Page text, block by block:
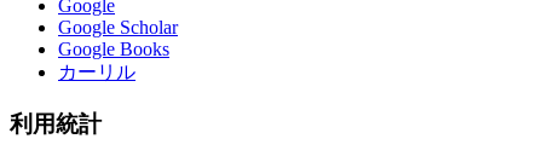
Google
Google Scholar
Google Books
カーリル
利用統計